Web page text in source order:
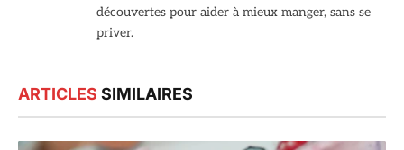
découvertes pour aider à mieux manger, sans se
priver.
ARTICLES SIMILAIRES